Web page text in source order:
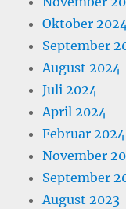
Oktober
September
August 2024
Juli 2024
April 2024
Februar 2024
November
September
August 2023